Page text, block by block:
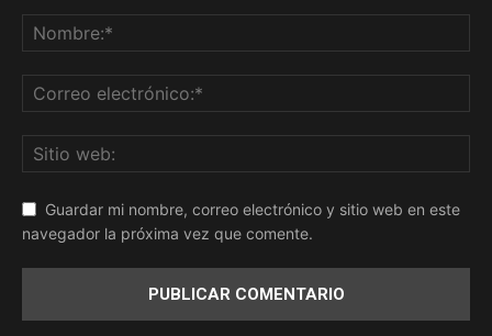
Guardar mi nombre, correo electrónico y sitio web en este
navegador la próxima vez que comente.